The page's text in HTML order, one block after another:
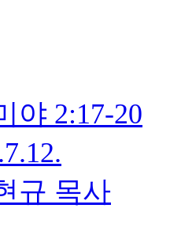
야 2:17-20
규 목사